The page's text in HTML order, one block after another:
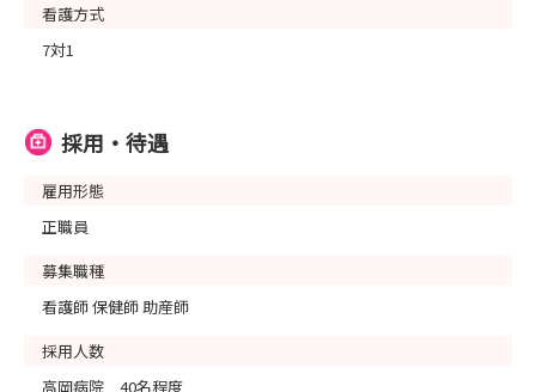
看護方式
7対1
採用・待遇
雇用形態
正職員
募集職種
看護師 保健師 助産師
採用人数
高岡病院 40名程度